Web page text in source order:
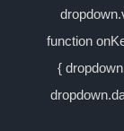
function
{